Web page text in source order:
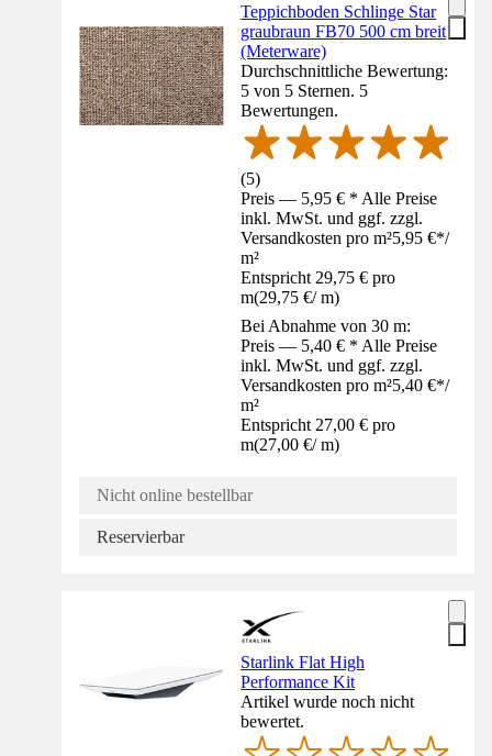
Teppichboden Schlinge Star
graubraun FB70 500 cm breit
(Meterware)
Durchschnittliche Bewertung:
5 von 5 Sternen. 5
Bewertungen.
(5)
Preis — 5,95 € * Alle Preise
inkl. MwSt. und ggf. zzgl.
Versandkosten pro m²5,95 €*/
m²
Entspricht 29,75 € pro
m(29,75 €/ m)
Bei Abnahme von 30 m:
Preis — 5,40 € * Alle Preise
inkl. MwSt. und ggf. zzgl.
Versandkosten pro m²5,40 €*/
m²
Entspricht 27,00 € pro
m(27,00 €/ m)
Nicht online bestellbar
Reservierbar
Starlink Flat High
Performance Kit
Artikel wurde noch nicht
bewertet.